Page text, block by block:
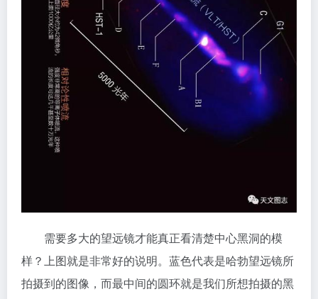
需要多大的望远镜才能真正看清楚中心黑洞的模
样？上图就是非常好的说明。蓝色代表是哈勃望远镜所
拍摄到的图像，而最中间的圆环就是我们所想拍摄的黑